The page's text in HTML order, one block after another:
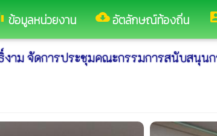
ข้อมูลหน่วยงาน cloud_downloadอัตลักษณ์ท้องถิ่น
าม จัดการประชุมคณะกรรมการสนับสนุ